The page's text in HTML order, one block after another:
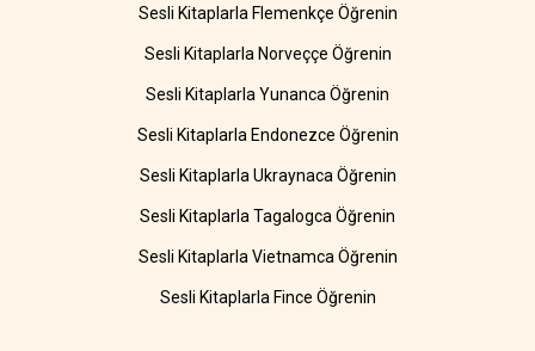
Sesli Kitaplarla Flemenkçe Öğrenin
Sesli Kitaplarla Norveççe Öğrenin
Sesli Kitaplarla Yunanca Öğrenin
Sesli Kitaplarla Endonezce Öğrenin
Sesli Kitaplarla Ukraynaca Öğrenin
Sesli Kitaplarla Tagalogca Öğrenin
Sesli Kitaplarla Vietnamca Öğrenin
Sesli Kitaplarla Fince Öğrenin